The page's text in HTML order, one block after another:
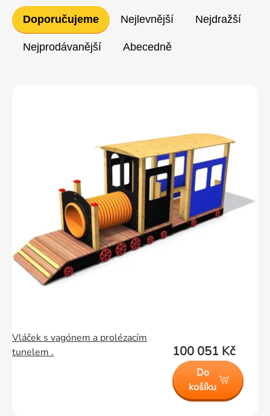
Řazení
produktů
Doporučujeme Nejlevnější Nejdražší
Nejprodávanější Abecedně
Vláček s vagónem a prolézacím
tunelem .
100 051 Kč
Do
košíku